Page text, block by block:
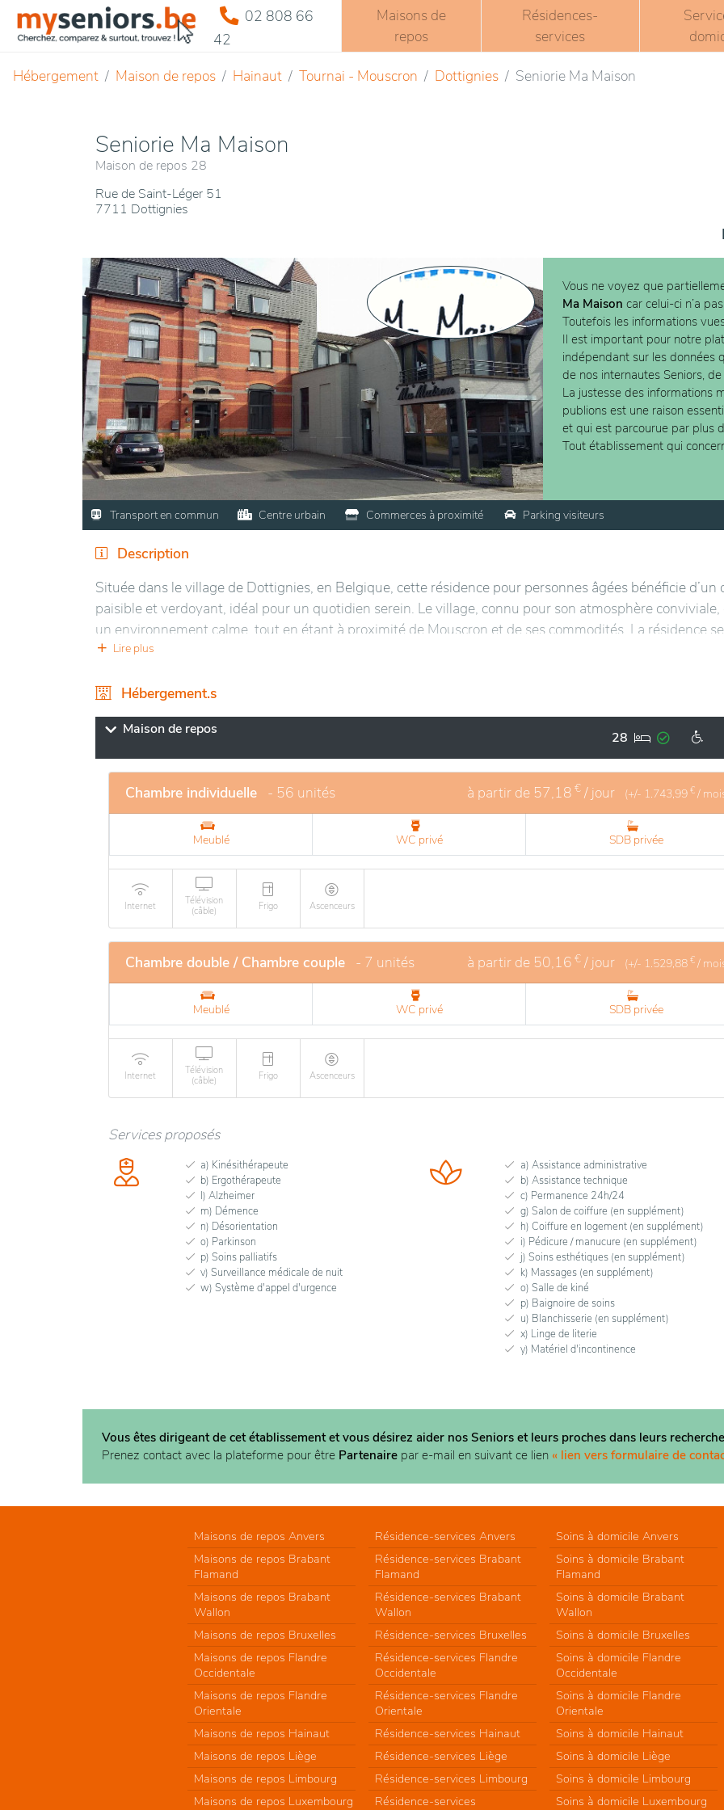
02 808 66
42
Maisons de
repos
Résidences-
services
Hébergement Maison de repos Hainaut Tournai - Mouscron Dottignies Seniorie Ma Maison
Seniorie Ma Maison
Maison de repos 28
Rue de Saint-Léger 51
7711 Dottignies
Vous ne voyez que
Ma Maison car celui-ci n’a
Toutefois les informations
Il est important pour notre
indépendant sur les données
de nos internautes Seniors,
La justesse des informations
publions est une raison
et qui est parcourue par plus
Tout établissement qui
Transport en commun Centre urbain Commerces à proximité Parking visiteurs
Description
Située dans le village de Dottignies, en Belgique, cette résidence pour personnes âgées bénéficie d’un
paisible et verdoyant, idéal pour un quotidien serein. Le village, connu pour son atmosphère conviviale,
un environnement calme, tout en étant à proximité de Mouscron et de ses commodités. La résidence se
trouve dans un espace mêlant modernité et nature, avec des espaces extérieurs aménagés pour la
Elle propose un accompagnement chaleureux et adapté aux besoins des résidents, avec une attention
particulière portée au bien-être et à la qualité de vie. Divers services sont à disposition, favorisant la
convivialité et la sécurité : repas équilibrés, activités de groupe, soins personnalisés, et une équipe
Grâce à son implantation au cœur de la région, la résidence est facilement accessible pour les familles
souhaitant rendre visite à leurs proches.
Lire plus
Hébergement.s
Maison de repos 28
Chambre individuelle - 56 unités à partir de 57,18 € / jour (+/- 1.743,99 € /
Meublé WC privé SDB privée
Internet
Télévision
(câble)
Frigo Ascenceurs
Chambre double / Chambre couple - 7 unités à partir de 50,16 € / jour (+/- 1.529,88 € /
Meublé WC privé SDB privée
Internet
Télévision
(câble)
Frigo Ascenceurs
Services proposés
a) Kinésithérapeute
b) Ergothérapeute
l) Alzheimer
m) Démence
n) Désorientation
o) Parkinson
p) Soins palliatifs
v) Surveillance médicale de nuit
w) Système d'appel d'urgence
a) Assistance administrative
b) Assistance technique
c) Permanence 24h/24
g) Salon de coiffure (en supplément)
h) Coiffure en logement (en supplément)
i) Pédicure / manucure (en supplément)
j) Soins esthétiques (en supplément)
k) Massages (en supplément)
o) Salle de kiné
p) Baignoire de soins
u) Blanchisserie (en supplément)
x) Linge de literie
y) Matériel d'incontinence
Vous êtes dirigeant de cet établissement et vous désirez aider nos Seniors et leurs proches dans leurs
Prenez contact avec la plateforme pour être Partenaire par e-mail en suivant ce lien « lien vers formulaire de
Maisons de repos Anvers
Maisons de repos Brabant
Flamand
Maisons de repos Brabant
Wallon
Maisons de repos Bruxelles
Maisons de repos Flandre
Occidentale
Maisons de repos Flandre
Orientale
Maisons de repos Hainaut
Maisons de repos Liège
Maisons de repos Limbourg
Maisons de repos Luxembourg
Résidence-services Anvers
Résidence-services Brabant
Flamand
Résidence-services Brabant
Wallon
Résidence-services Bruxelles
Résidence-services Flandre
Occidentale
Résidence-services Flandre
Orientale
Résidence-services Hainaut
Résidence-services Liège
Résidence-services Limbourg
Résidence-services
Soins à domicile Anvers
Soins à domicile Brabant
Flamand
Soins à domicile Brabant
Wallon
Soins à domicile Bruxelles
Soins à domicile Flandre
Occidentale
Soins à domicile Flandre
Orientale
Soins à domicile Hainaut
Soins à domicile Liège
Soins à domicile Limbourg
Soins à domicile Luxembourg